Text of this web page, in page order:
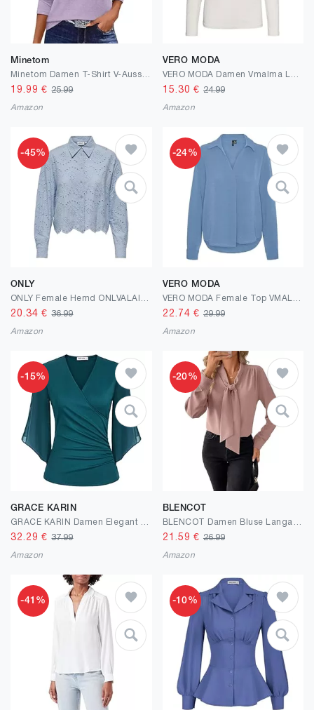
Minetom
19.99 €25.99
Amazon
VERO MODA
15.30 € 24.99
Amazon
-45%
ONLY
20.34 €36.99
Amazon
-24%
VERO MODA
22.74 € 29.99
Amazon
-15%
GRACE KARIN
32.29 €37.99
Amazon
-20%
BLENCOT
21.59 € 26.99
Amazon
-41% -10%